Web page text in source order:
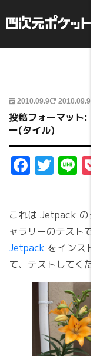
2010.09.9 2010.09.9
投稿フォーマット:
ー(タイル)
これは Jetpack のタ
ャラリーのテストで
Jetpack をインスト
て、テストしてくだ